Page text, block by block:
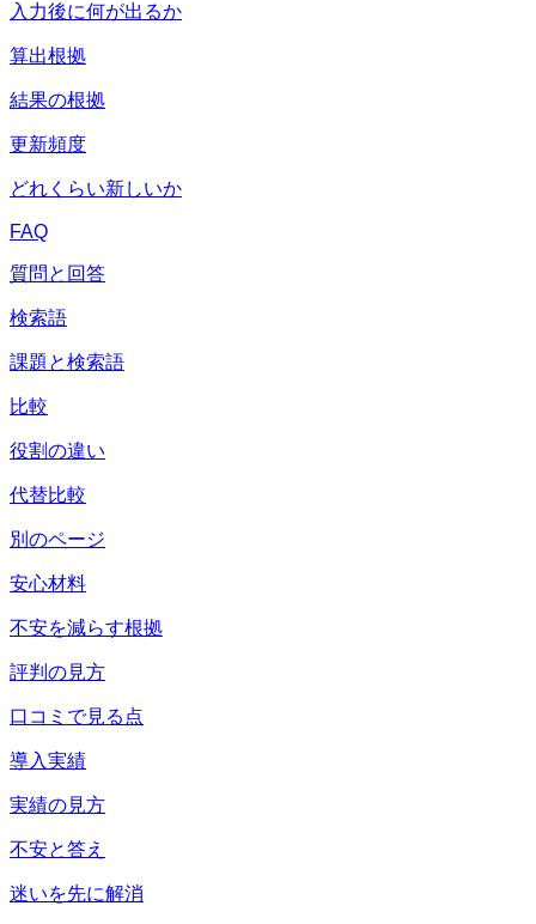
入力後に何が出るか
算出根拠
結果の根拠
更新頻度
どれくらい新しいか
FAQ
質問と回答
検索語
課題と検索語
比較
役割の違い
代替比較
別のページ
安心材料
不安を減らす根拠
評判の見方
口コミで見る点
導入実績
実績の見方
不安と答え
迷いを先に解消